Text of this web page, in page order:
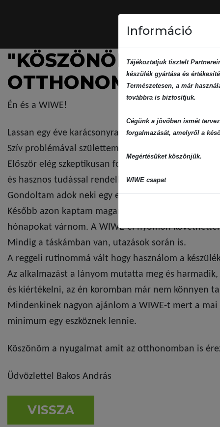
"KÖSZÖNÖM A
OTTHONOMBAN IS
Én és a WIWE!
Lassan egy éve karácsonyra kaptam a lányomtól a
Szív problémával születtem, folyamatos
Először elég szkeptikusan fogadtam a WIWE-t,
és hasznos tudással rendelkezhet.
Gondoltam adok neki egy esélyt és elkezdtem napi
Később azon kaptam magam hogy sokkal
hónapokat várnom. A WIWE-el nyomon
Mindig a táskámban van, utazások során is.
A reggeli rutinommá vált hogy használom a
Az alkalmazást a lányom mutatta meg és
és kiértékelni, az én koromban már nem könnyen
Mindenkinek nagyon ajánlom a WIWE-t mert a
minimum egy eszköznek lennie.
Köszönöm a nyugalmat amit az otthonomban is
Üdvözlettel Bakos András
VISSZA
Információ
Tájékoztatjuk tisztelt
készülék gyártása és
Természetesen, a már
továbbra is biztosítjuk.
Cégünk a jövőben ismét
forgalmazását, amelyről a
Megértésüket köszönjük.
WIWE csapat